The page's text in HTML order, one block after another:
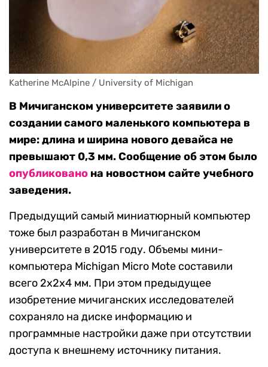
Katherine McAlpine / University of Michigan
В Мичиганском университете заявили о
создании самого маленького компьютера в
мире: длина и ширина нового девайса не
превышают 0,3 мм. Сообщение об этом было
опубликовано на новостном сайте учебного
заведения.
Предыдущий самый миниатюрный компьютер
тоже был разработан в Мичиганском
университете в 2015 году. Объемы мини-
компьютера Michigan Micro Mote составили
всего 2х2х4 мм. При этом предыдущее
изобретение мичиганских исследователей
сохраняло на диске информацию и
программные настройки даже при отсутствии
доступа к внешнему источнику питания.